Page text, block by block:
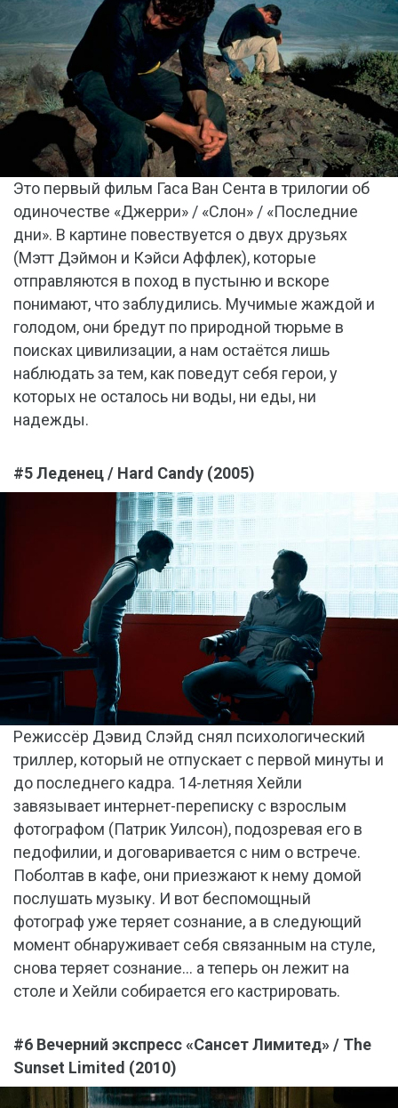
Это первый фильм Гаса Ван Сента в трилогии об
одиночестве «Джерри» / «Слон» / «Последние
дни». В картине повествуется о двух друзьях
(Мэтт Дэймон и Кэйси Аффлек), которые
отправляются в поход в пустыню и вскоре
понимают, что заблудились. Мучимые жаждой и
голодом, они бредут по природной тюрьме в
поисках цивилизации, а нам остаётся лишь
наблюдать за тем, как поведут себя герои, у
которых не осталось ни воды, ни еды, ни
надежды.
#5 Леденец / Hard Candy (2005)
Режиссёр Дэвид Слэйд снял психологический
триллер, который не отпускает с первой минуты и
до последнего кадра. 14-летняя Хейли
завязывает интернет-переписку с взрослым
фотографом (Патрик Уилсон), подозревая его в
педофилии, и договаривается с ним о встрече.
Поболтав в кафе, они приезжают к нему домой
послушать музыку. И вот беспомощный
фотограф уже теряет сознание, а в следующий
момент обнаруживает себя связанным на стуле,
снова теряет сознание… а теперь он лежит на
столе и Хейли собирается его кастрировать.
#6 Вечерний экспресс «Сансет Лимитед» / The
Sunset Limited (2010)